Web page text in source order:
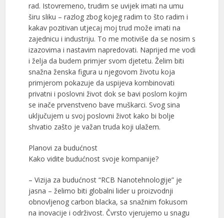
rad. Istovremeno, trudim se uvijek imati na umu
širu sliku – razlog zbog kojeg radim to što radim i
kakav pozitivan utjecaj moj trud može imati na
zajednicu i industriju. To me motiviše da se nosim s
izazovima i nastavim napredovati. Naprijed me vodi
i želja da budem primjer svom djetetu. Želim biti
snažna ženska figura u njegovom životu koja
primjerom pokazuje da uspijeva kombinovati
privatni i poslovni život dok se bavi poslom kojim
se inače prvenstveno bave muškarci. Svog sina
uključujem u svoj poslovni život kako bi bolje
shvatio zašto je važan truda koji ulažem.
Planovi za budućnost
Kako vidite budućnost svoje kompanije?
– Vizija za budućnost “RCB Nanotehnologije” je
jasna – želimo biti globalni lider u proizvodnji
obnovljenog carbon blacka, sa snažnim fokusom
na inovacije i održivost. Čvrsto vjerujemo u snagu